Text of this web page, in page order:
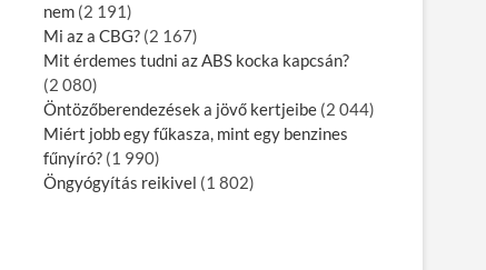
nem (2 191)
Mi az a CBG? (2 167)
Mit érdemes tudni az ABS kocka kapcsán?
(2 080)
Öntözőberendezések a jövő kertjeibe (2 044)
Miért jobb egy fűkasza, mint egy benzines
fűnyíró? (1 990)
Öngyógyítás reikivel (1 802)